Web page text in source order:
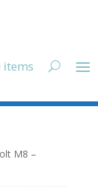
items
M8 –